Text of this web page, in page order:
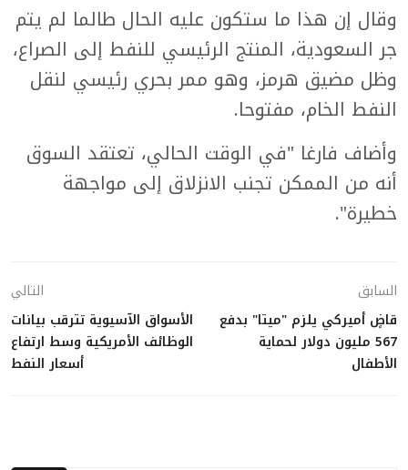
وقال إن هذا ما ستكون عليه الحال طالما لم يتم
جر السعودية، المنتج الرئيسي للنفط إلى الصراع،
وظل مضيق هرمز، وهو ممر بحري رئيسي لنقل
النفط الخام، مفتوحا.
وأضاف فارغا "في الوقت الحالي، تعتقد السوق
أنه من الممكن تجنب الانزلاق إلى مواجهة
خطيرة".
السابق
قاضٍ أميركي يلزم "ميتا" بدفع
567 مليون دولار لحماية
الأطفال
التالي
الأسواق الآسيوية تترقب بيانات
الوظائف الأمريكية وسط ارتفاع
أسعار النفط